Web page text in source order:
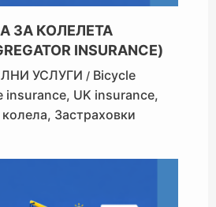
ЗА КОЛЕЛЕТА
INSURANCE)
УСЛУГИ / Bicycle
insurance, UK insurance,
колела, Застраховки